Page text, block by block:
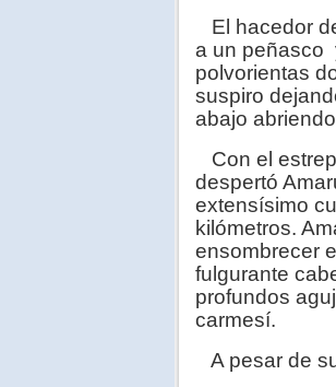
El hacedor
a un peñasco
polvorientas
suspiro
abajo
Con el
despertó
extensísimo
kilómetros.
ensombrecer
fulgurante
profundos
carmesí.
A pesar de